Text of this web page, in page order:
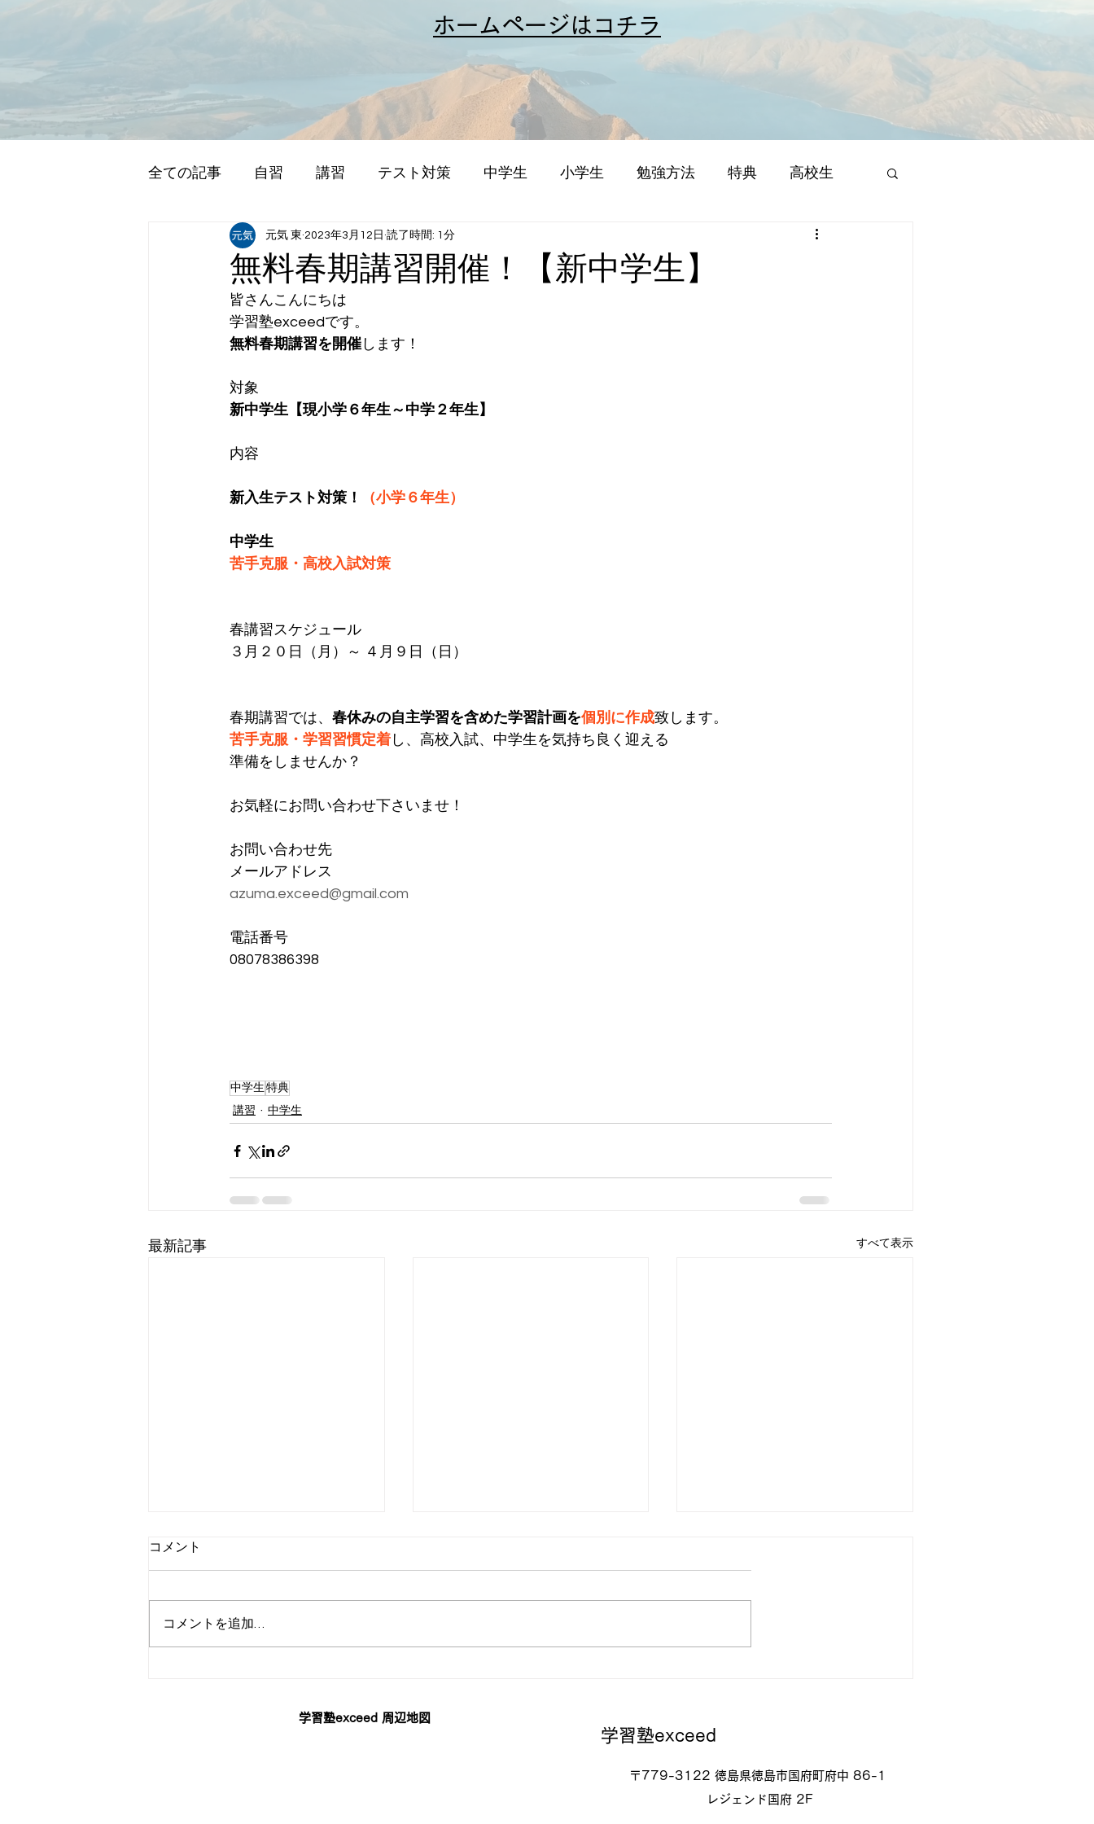
​ホームページはコチラ
全ての記事 自習 講習 テスト対策 中学生 小学生 勉強方法 特典 高校生
無料春期講習開催！【新中学生】
元気 東 2023年3月12日 読了時間: 1分
皆さんこんにちは
学習塾exceedです。
無料春期講習を開催 します！
対象
新中学生【現小学６年生～中学２年生】
内容
新入生テスト対策！ （小学６年生）
中学生
苦手克服・高校入試対策
春講習スケジュール
３月２０日（月）～ ４月９日（日）
春期講習では、 春休みの自主学習を含めた学習計画を個別に作成致します。
苦手克服・学習習慣定着 し、高校入試、中学生を気持ち良く迎える
準備をしませんか？
お気軽にお問い合わせ下さいませ！
お問い合わせ先
メールアドレス
azuma.exceed@gmail.com
電話番号
08078386398
中学生 特典
講習
中学生
最新記事 すべて表示
コメント
コメントを追加…
学習塾exceed 周辺地図
学習塾exceed
〒779-3122 徳島県徳島市国府町府中 86-1
レジェンド国府 2F